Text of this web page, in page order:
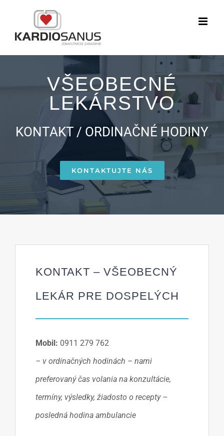
VŠEOBECNÉ
LEKÁRSTVO
KONTAKT / ORDINAČNÉ HODINY
KONTAKTUJTE NÁS
KONTAKT – VŠEOBECNÝ
LEKÁR PRE DOSPELÝCH
Mobil: 0911 279 762
– v ordinačných hodinách – nami
preferovaný čas volania na konzultácie,
termíny, výsledky, žiadosto o recepty –
posledná hodina ambulancie